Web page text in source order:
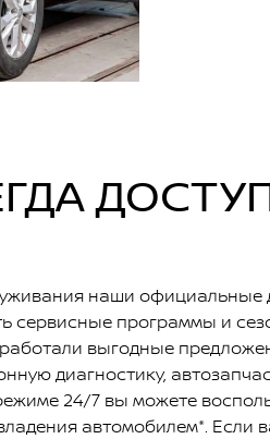
наши официальные
сервисные программы и
выгодные
диагностику,
24/7 вы можете
автомобилем*. Если